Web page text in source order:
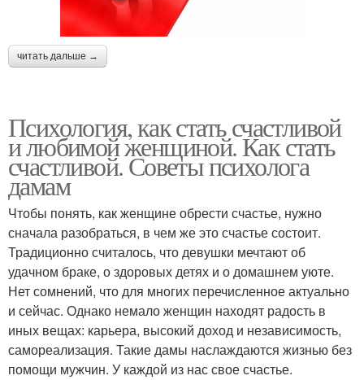
читать дальше →
Психология, как стать счастливой
и любимой женщиной. Как стать
счастливой. Советы психолога
дамам
Чтобы понять, как женщине обрести счастье, нужно
сначала разобраться, в чем же это счастье состоит.
Традиционно считалось, что девушки мечтают об
удачном браке, о здоровых детях и о домашнем уюте.
Нет сомнений, что для многих перечисленное актуально
и сейчас. Однако немало женщин находят радость в
иных вещах: карьера, высокий доход и независимость,
самореализация. Такие дамы наслаждаются жизнью без
помощи мужчин. У каждой из нас свое счастье.